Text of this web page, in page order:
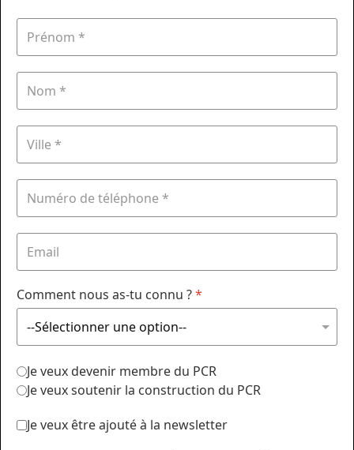
Comment nous as-tu connu ?*
Je veux devenir membre du PCR
Je veux soutenir la construction du PCR
Je veux être ajouté à la newsletter